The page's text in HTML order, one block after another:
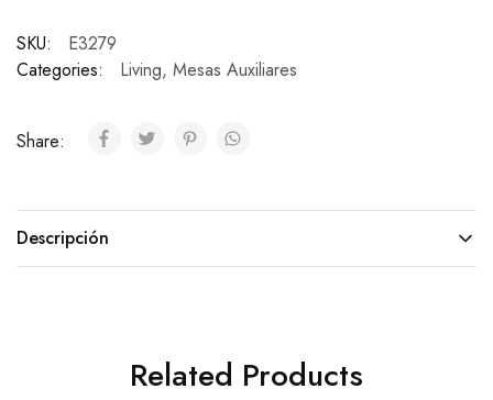
SKU:
E3279
Categories:
Living, Mesas Auxiliares
Share:
Descripción
Related Products